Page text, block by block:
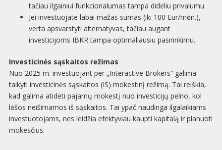
tačiau ilgainiui funkcionalumas tampa dideliu privalumu.
Jei investuojate labai mažas sumas (iki 100 Eur/mėn.),
verta apsvarstyti alternatyvas, tačiau augant
investicijoms IBKR tampa optimaliausiu pasirinkimu.
Investicinės sąskaitos režimas
Nuo 2025 m. investuojant per „Interactive Brokers“ galima
taikyti investicinės sąskaitos (IS) mokestinį režimą. Tai reiškia,
kad galima atidėti pajamų mokestį nuo investicijų pelno, kol
lėšos neišimamos iš sąskaitos. Tai ypač naudinga ilgalaikiams
investuotojams, nes leidžia efektyviau kaupti kapitalą ir planuoti
mokesčius.